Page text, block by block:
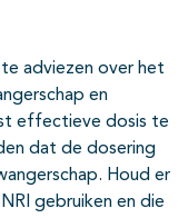
adviezen over het
en
effectieve dosis te
dat de dosering
Houd er
gebruiken en die